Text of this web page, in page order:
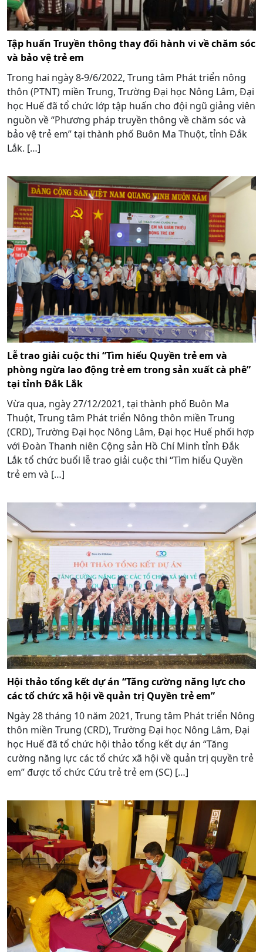
Tập huấn Truyền thông thay đổi hành vi về chăm sóc
và bảo vệ trẻ em
Trong hai ngày 8-9/6/2022, Trung tâm Phát triển nông
thôn (PTNT) miền Trung, Trường Đại học Nông Lâm, Đại
học Huế đã tổ chức lớp tập huấn cho đội ngũ giảng viên
nguồn về “Phương pháp truyền thông về chăm sóc và
bảo vệ trẻ em” tại thành phố Buôn Ma Thuột, tỉnh Đắk
Lắk. […]
Lễ trao giải cuộc thi “Tìm hiểu Quyền trẻ em và
phòng ngừa lao động trẻ em trong sản xuất cà phê”
tại tỉnh Đắk Lắk
Vừa qua, ngày 27/12/2021, tại thành phố Buôn Ma
Thuột, Trung tâm Phát triển Nông thôn miền Trung
(CRD), Trường Đại học Nông Lâm, Đại học Huế phối hợp
với Đoàn Thanh niên Cộng sản Hồ Chí Minh tỉnh Đắk
Lắk tổ chức buổi lễ trao giải cuộc thi “Tìm hiểu Quyền
trẻ em và […]
Hội thảo tổng kết dự án “Tăng cường năng lực cho
các tổ chức xã hội về quản trị Quyền trẻ em”
Ngày 28 tháng 10 năm 2021, Trung tâm Phát triển Nông
thôn miền Trung (CRD), Trường Đại học Nông Lâm, Đại
học Huế đã tổ chức hội thảo tổng kết dự án “Tăng
cường năng lực các tổ chức xã hội về quản trị quyền trẻ
em” được tổ chức Cứu trẻ trẻ em (SC) […]